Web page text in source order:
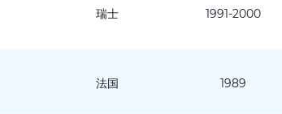
瑞士 1991-2000
法国 1989